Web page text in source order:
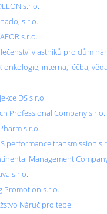
s.r.o.
s.r.o.
s.r.o.
vlastníků pro dům
onkologie, interna, léčba,
DS s.r.o.
Professional Company s.r.o.
s.r.o.
performance transmission
Management
s.r.o.
Promotion s.r.o.
Náruč pro tebe